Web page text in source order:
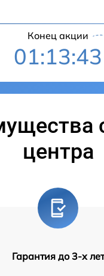
Конец акции
01:13:42
центра
Гарантия до 3-х лет